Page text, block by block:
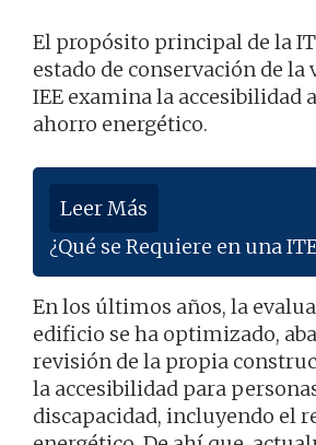
El propósito principal de la
estado de conservación de la
IEE examina la accesibilidad
ahorro energético.
Leer Más
¿Qué se Requiere en una
En los últimos años, la
edificio se ha optimizado,
revisión de la propia
la accesibilidad para
discapacidad, incluyendo el